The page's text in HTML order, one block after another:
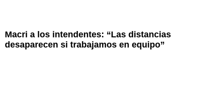
Macri a los intendentes: “Las distancias
desaparecen si trabajamos en equipo”